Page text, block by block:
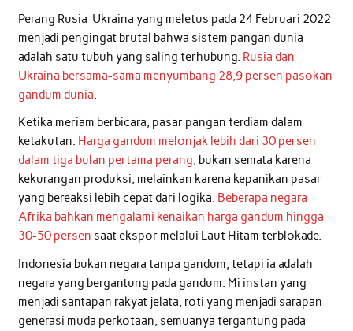
Perang Rusia-Ukraina yang meletus pada 24 Februari 2022
menjadi pengingat brutal bahwa sistem pangan dunia
adalah satu tubuh yang saling terhubung. Rusia dan
Ukraina bersama-sama menyumbang 28,9 persen pasokan
gandum dunia.
Ketika meriam berbicara, pasar pangan terdiam dalam
ketakutan. Harga gandum melonjak lebih dari 30 persen
dalam tiga bulan pertama perang, bukan semata karena
kekurangan produksi, melainkan karena kepanikan pasar
yang bereaksi lebih cepat dari logika. Beberapa negara
Afrika bahkan mengalami kenaikan harga gandum hingga
30-50 persen saat ekspor melalui Laut Hitam terblokade.
Indonesia bukan negara tanpa gandum, tetapi ia adalah
negara yang bergantung pada gandum. Mi instan yang
menjadi santapan rakyat jelata, roti yang menjadi sarapan
generasi muda perkotaan, semuanya tergantung pada